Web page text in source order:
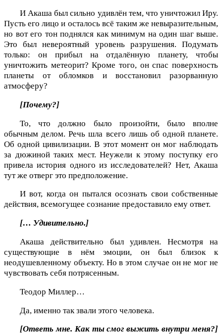
И Акаша был сильно удивлён тем, что уничтожил Иру.
Пусть его лицо и осталось всё таким же невыразительным,
но вот его тон поднялся как минимум на один шаг выше.
Это был невероятный уровень разрушения. Подумать
только: он прибыл на отдалённую планету, чтобы
уничтожить метеорит? Кроме того, он спас поверхность
планеты от обломков и восстановил разорванную
атмосферу?
[Почему?]
То, что должно было произойти, было вполне
обычным делом. Речь шла всего лишь об одной планете.
Об одной цивилизации. В этот момент он мог наблюдать
за дюжиной таких мест. Неужели к этому поступку его
привела история одного из исследователей? Нет, Акаша
тут же отверг это предположение.
И вот, когда он пытался осознать свои собственные
действия, всемогущее сознание предоставило ему ответ.
[… Удивительно.]
Акаша действительно был удивлен. Несмотря на
существующие в нём эмоции, он был близок к
неодушевленному объекту. Но в этом случае он не мог не
чувствовать себя потрясенным.
Теодор Миллер…
Да, именно так звали этого человека.
[Ответь мне. Как ты смог выжить внутри меня?]